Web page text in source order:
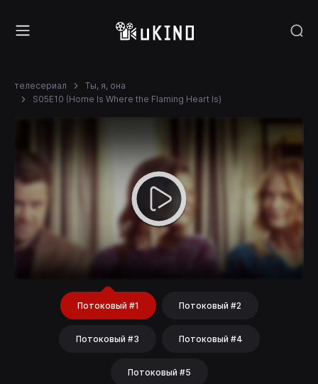
телесериал
Ты, я, она
S05E10 (Home Is Where the Flaming Heart Is)
Потоковый #1 Потоковый #2
Потоковый #3 Потоковый #4
Потоковый #5